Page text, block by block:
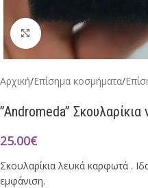
Click to enlarge
Αρχική/Επίσημα κοσμήματα/
”Andromeda”
25.00€
Σκουλαρίκια λευκά καρφωτά .
εμφάνιση.